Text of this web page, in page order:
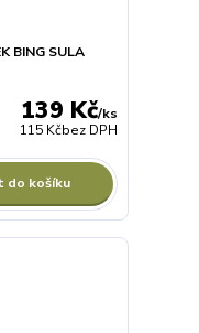
BING SULA
139 Kč/ks
115 Kčbez DPH
do košíku